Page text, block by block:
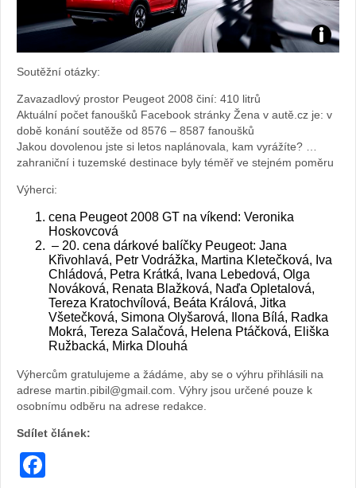
Foto:
webu
Soutěžní otázky:
Zavazadlový prostor Peugeot 2008 činí: 410 litrů
Aktuální počet fanoušků Facebook stránky Žena v autě.cz je: v
době konání soutěže od 8576 – 8587 fanoušků
Jakou dovolenou jste si letos naplánovala, kam vyrážíte? …
zahraniční i tuzemské destinace byly téměř ve stejném poměru
Výherci:
cena Peugeot 2008 GT na víkend: Veronika
Hoskovcová
– 20. cena dárkové balíčky Peugeot: Jana
Křivohlavá, Petr Vodrážka, Martina Kletečková, Iva
Chládová, Petra Krátká, Ivana Lebedová, Olga
Nováková, Renata Blažková, Naďa Opletalová,
Tereza Kratochvílová, Beáta Králová, Jitka
Všetečková, Simona Olyšarová, Ilona Bílá, Radka
Mokrá, Tereza Salačová, Helena Ptáčková, Eliška
Ružbacká, Mirka Dlouhá
Výhercům gratulujeme a žádáme, aby se o výhru přihlásili na
adrese martin.pibil@gmail.com. Výhry jsou určené pouze k
osobnímu odběru na adrese redakce.
Sdílet článek: